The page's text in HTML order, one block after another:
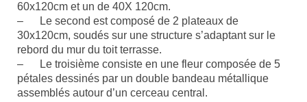
60x120cm et un de 40X 120cm.
– Le second est composé de 2 plateaux de
30x120cm, soudés sur une structure s’adaptant sur le
rebord du mur du toit terrasse.
– Le troisième consiste en une fleur composée de 5
pétales dessinés par un double bandeau métallique
assemblés autour d’un cerceau central.